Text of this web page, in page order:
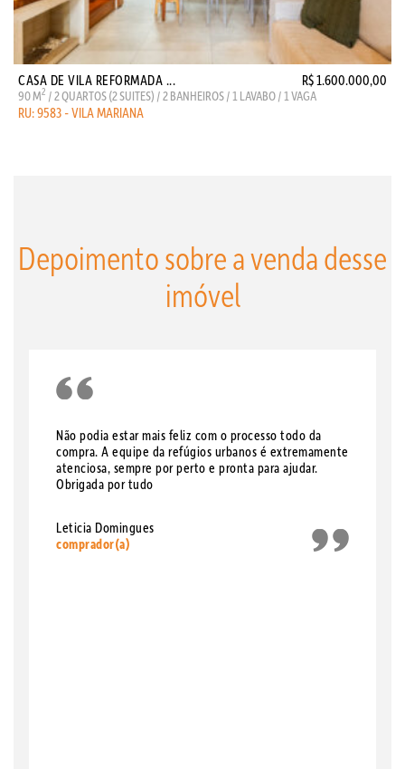
CASA DE VILA REFORMADA ... R$ 1.600.000,00
90 M2 / 2 QUARTOS (2 SUITES) / 2 BANHEIROS / 1 LAVABO / 1 VAGA
RU: 9583 - VILA MARIANA
Depoimento sobre a venda desse
imóvel
Não podia estar mais feliz com o processo todo da
compra. A equipe da refúgios urbanos é extremamente
atenciosa, sempre por perto e pronta para ajudar.
Obrigada por tudo
Leticia Domingues
comprador(a)